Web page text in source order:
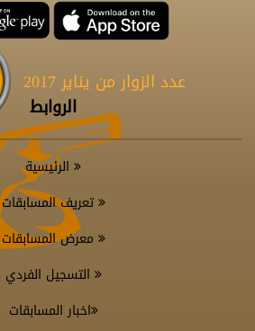
عدد الزوار من يناير 2017
الروابط
الرئيسية
تعريف المسابقات
معرض المسابقات
التسجيل الفردي
اخبار المسابقات